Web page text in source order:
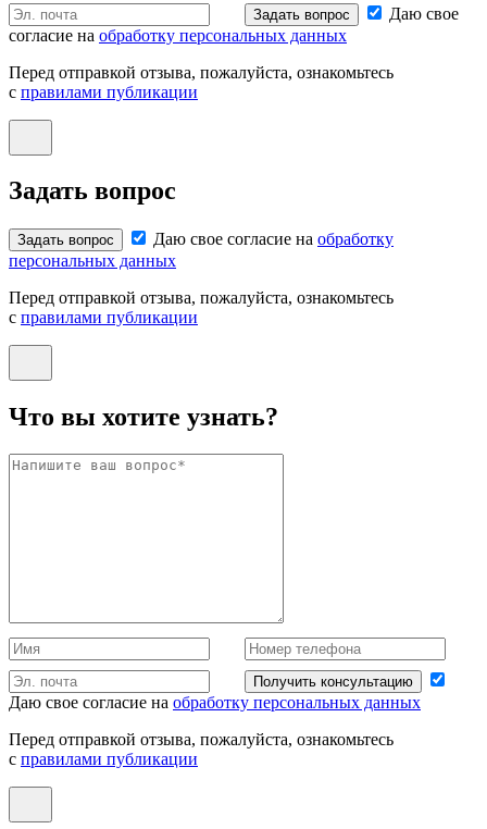
Задать вопрос
Даю свое
согласие на обработку персональных данных
Перед отправкой отзыва, пожалуйста, ознакомьтесь
с правилами публикации
Задать вопрос
Задать вопрос Даю свое согласие на обработку
персональных данных
Перед отправкой отзыва, пожалуйста, ознакомьтесь
с правилами публикации
Что вы хотите узнать?
Получить консультацию
Даю свое согласие на обработку персональных данных
Перед отправкой отзыва, пожалуйста, ознакомьтесь
с правилами публикации